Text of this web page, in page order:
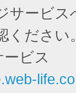
サービ
ください
ビス